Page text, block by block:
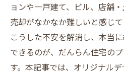
ョンや一戸建て、ビル、店舗
売却がなかなか難しいと感じ
こうした不安を解消し、本当
できるのが、だんらん住宅の
す。本記事では、オリジナル